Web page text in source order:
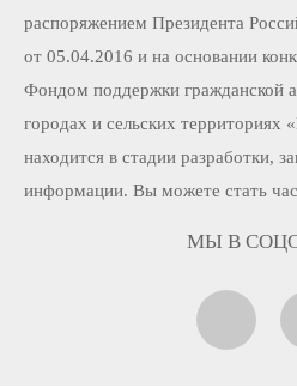
распоряжением Президента
от 05.04.2016 и на основании
Фондом поддержки гражданской
городах и сельских территориях
находится в стадии разработки,
информации. Вы можете стать
МЫ В